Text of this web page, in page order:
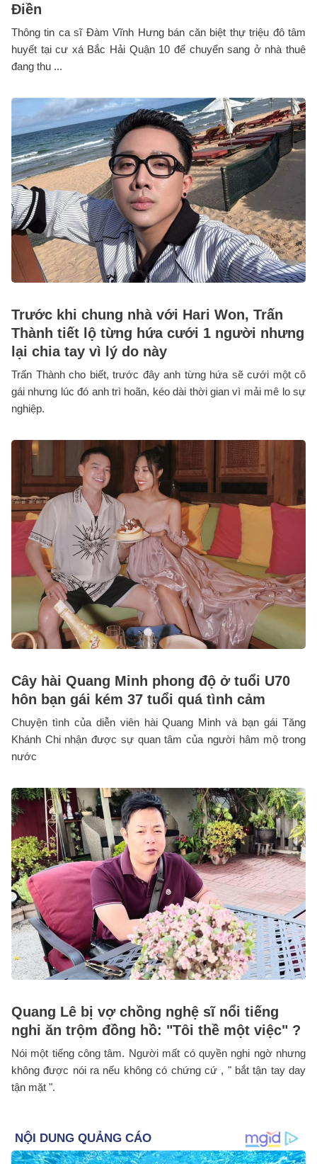
Điền
Thông tin ca sĩ Đàm Vĩnh Hưng bán căn biệt thự triệu đô tâm
huyết tại cư xá Bắc Hải Quận 10 để chuyển sang ở nhà thuê
đang thu ...
Trước khi chung nhà với Hari Won, Trấn
Thành tiết lộ từng hứa cưới 1 người nhưng
lại chia tay vì lý do này
Trấn Thành cho biết, trước đây anh từng hứa sẽ cưới một cô
gái nhưng lúc đó anh trì hoãn, kéo dài thời gian vì mải mê lo sự
nghiệp.
Cây hài Quang Minh phong độ ở tuổi U70
hôn bạn gái kém 37 tuổi quá tình cảm
Chuyện tình của diễn viên hài Quang Minh và bạn gái Tăng
Khánh Chi nhận được sự quan tâm của người hâm mộ trong
nước
Quang Lê bị vợ chồng nghệ sĩ nổi tiếng
nghi ăn trộm đồng hồ: "Tôi thề một việc" ?
Nói một tiếng công tâm. Người mất có quyền nghi ngờ nhưng
không được nói ra nếu không có chứng cứ , " bắt tận tay day
tận mặt ".